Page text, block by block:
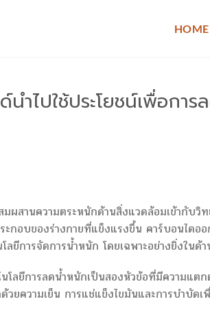
HOME
นำไปใช้ประโยชน์เพื่อกา
ผสานความตระหนักด้านสิ่งแวดล้อมเข้ากับวิ
กอบของร่างกายที่แข็งแรงขึ้น คาร์บอนไดอ
การจัดการน้ำหนัก โดยเฉพาะอย่างยิ่งในด้า
นโลยีการลดน้ำหนักเป็นสองหัวข้อที่มีความแ
ยความเย็น การแช่แข็งไขมันและการบำบัดเ